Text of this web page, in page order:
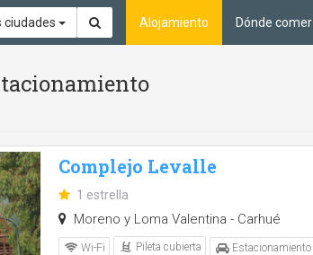
ciudades Alojamiento Dónde comer
Complejo Levalle
1 estrella
Moreno y Loma Valentina - Carhué
Wi-Fi Pileta cubierta Estacionamiento